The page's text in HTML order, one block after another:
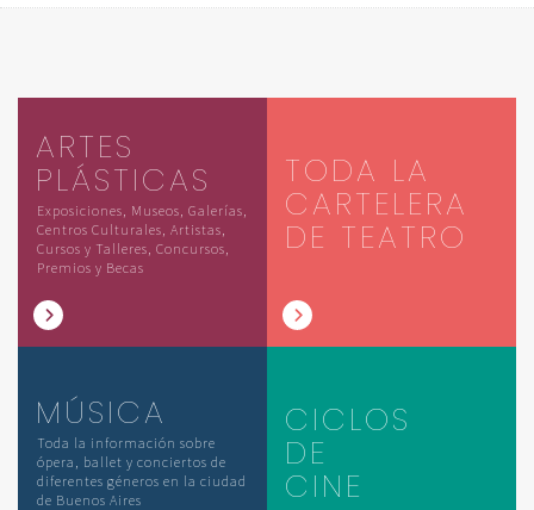
ARTES
PLÁSTICAS
Exposiciones, Museos, Galerías,
Centros Culturales, Artistas,
Cursos y Talleres, Concursos,
Premios y Becas
TODA LA
CARTELERA
DE TEATRO
MÚSICA
Toda la información sobre
ópera, ballet y conciertos de
diferentes géneros en la ciudad
de Buenos Aires
CICLOS
DE
CINE